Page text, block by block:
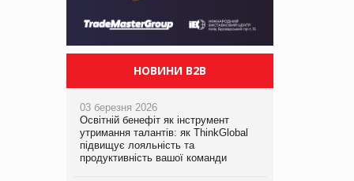
НОВИНИ B2B
03 березня 2026
Освітній бенефіт як інструмент
утримання талантів: як ThinkGlobal
підвищує лояльність та
продуктивність вашої команди